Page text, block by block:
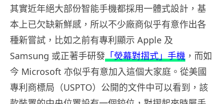
其實近年絕大部份智能手機都採用一體式設計，基
本上已欠缺新鮮感，所以不少廠商似乎有意作出各
種新嘗試，比如之前有專利顯示 Apple 及
Samsung 或正著手研發「熒幕對摺式」手機 ，而如
今 Microsoft 亦似乎有意加入這個大家庭。從美國
專利商標局（USPTO）公開的文件中可以看到，該